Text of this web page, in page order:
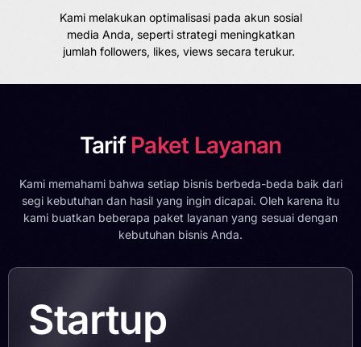
Kami melakukan optimalisasi pada akun sosial
media Anda, seperti strategi meningkatkan
jumlah followers, likes, views secara terukur.
Tarif Paket Layanan
Kami memahami bahwa setiap bisnis berbeda-beda baik dari
segi kebutuhan dan hasil yang ingin dicapai. Oleh karena itu
kami buatkan beberapa paket layanan yang sesuai dengan
kebutuhan bisnis Anda.
Startup